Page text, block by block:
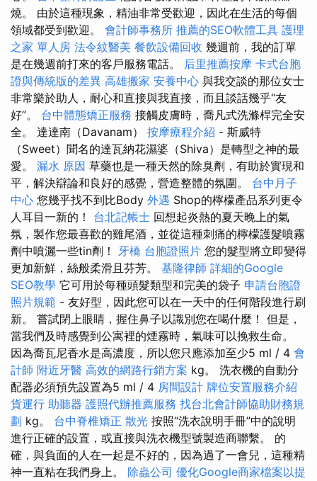
燒。 由於這種現象，精油非常受歡迎，因此在生活的每個
領域都受到歡迎。 會計師事務所 推薦的SEO軟體工具 護理
之家 單人房 法令紋醫美 餐飲設備回收 幾週前，我的訂單
是在幾週前打來的客戶服務電話。 后里推薦按摩 卡式台胞
證與傳統版的差異 高雄搬家 安養中心 與我交談的那位女士
非常樂於助人，耐心和直接與我直接，而且談話幾乎“友
好”。 台中體態矯正服務 接觸皮膚時，喬凡式洗滌桿完全安
全。 達達南（Davanam） 按摩療程介紹 - 斯威特
（Sweet）聞名的達瓦納花濕婆（Shiva）是轉型之神的最
愛。 漏水 原因 草藥也是一種天然的除臭劑，有助於實現和
平，解決辯論和良好的感覺，營造整體的氛圍。 台中月子
中心 您幾乎找不到比Body 外遇 Shop的檸檬產品系列更令
人耳目一新的！ 台北記帳士 回想起炎熱的夏天晚上的氣
氛，製作您最喜歡的雞尾酒，並從這種刺痛的檸檬護髮噴霧
劑中噴灑一些tin劑！ 牙橋 台胞證照片 您的髮型將立即變得
更加新鮮，絲般柔滑且芬芳。 基隆律師 詳細的Google
SEO教學 它可用於每種頭髮類型和完美的袋子 申請台胞證
照片規範 - 友好型，因此您可以在一天中的任何階段進行刷
新。 嘗試閉上眼睛，握住鼻子以識別您在喝什麼！ 但是，
當我們及時感覺到公寓裡的煙霧時，氣味可以挽救生命。
因為喬瓦尼香水是高濃度，所以您只應添加至少5 ml / 4 會
計師 附近牙醫 高效的網路行銷方案 kg。 洗衣機的自動分
配器必須預先設置為5 ml / 4 房間設計 牌位安置服務介紹
貨運行 助聽器 護照代辦推薦服務 找台北會計師協助財務規
劃 kg。 台中脊椎矯正 散光 按照“洗衣說明手冊”中的說明
進行正確的設置，或直接與洗衣機型號製造商聯繫。 的
確，與負面的人在一起是不好的，因為過了一會兒，這種精
神一直粘在我們身上。 除蟲公司 優化Google商家檔案以提